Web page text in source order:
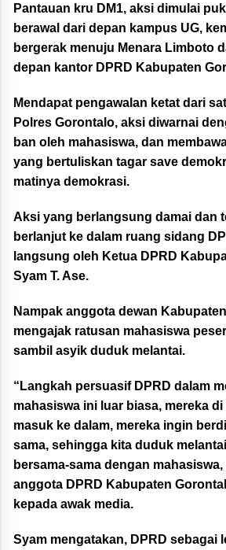
Pantauan kru DM1, aksi dimulai
berawal dari depan kampus UG,
bergerak menuju Menara Limboto
depan kantor DPRD Kabupaten
Mendapat pengawalan ketat dari
Polres Gorontalo, aksi diwarnai
ban oleh mahasiswa, dan
yang bertuliskan tagar save
matinya demokrasi.
Aksi yang berlangsung damai dan
berlanjut ke dalam ruang sidang
langsung oleh Ketua DPRD
Syam T. Ase.
Nampak anggota dewan
mengajak ratusan mahasiswa
sambil asyik duduk melantai.
“Langkah persuasif DPRD dalam
mahasiswa ini luar biasa, mereka
masuk ke dalam, mereka ingin
sama, sehingga kita duduk
bersama-sama dengan
anggota DPRD Kabupaten
kepada awak media.
Syam mengatakan, DPRD sebagai